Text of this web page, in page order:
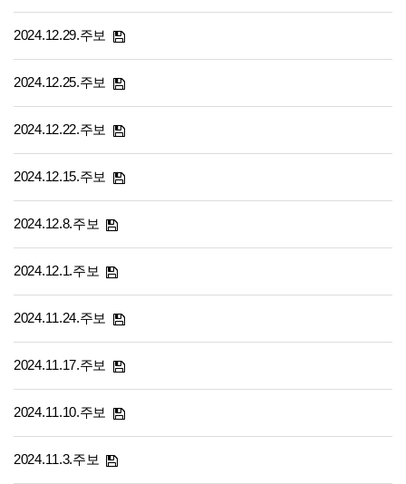
2024.12.29.주보
2024.12.25.주보
2024.12.22.주보
2024.12.15.주보
2024.12.8.주보
2024.12.1.주보
2024.11.24.주보
2024.11.17.주보
2024.11.10.주보
2024.11.3.주보